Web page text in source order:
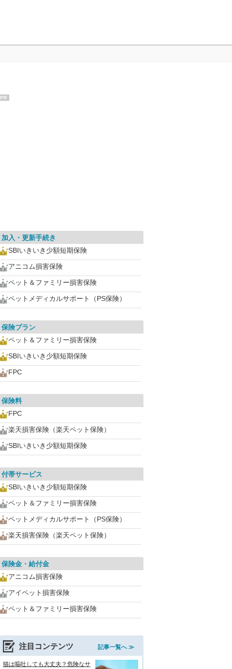
PR
加入・更新手続き
SBIいきいき少額短期保険
アニコム損害保険
ペット＆ファミリー損害保険
ペットメディカルサポート（PS保険）
保険プラン
ペット＆ファミリー損害保険
SBIいきいき少額短期保険
FPC
保険料
FPC
楽天損害保険（楽天ペット保険）
SBIいきいき少額短期保険
付帯サービス
SBIいきいき少額短期保険
ペット＆ファミリー損害保険
ペットメディカルサポート（PS保険）
楽天損害保険（楽天ペット保険）
保険金・給付金
アニコム損害保険
アイペット損害保険
ペット＆ファミリー損害保険
注目コンテンツ 記事一覧へ ≫
猫は嘔吐しても大丈夫？危険なサ